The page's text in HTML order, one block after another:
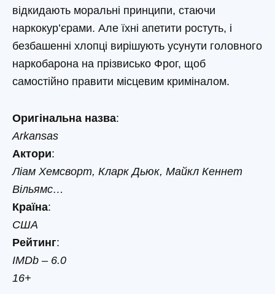
відкидають моральні принципи, стаючи
наркокур’єрами. Але їхні апетити ростуть, і
безбашенні хлопці вирішують усунути головного
наркобарона на прізвисько Фрог, щоб
самостійно правити місцевим криміналом.
Оригінальна назва:
Arkansas
Актори:
Ліам Хемсворт, Кларк Дьюк, Майкл Кеннет
Вільямс…
Країна:
США
Рейтинг:
IMDb – 6.0
16+